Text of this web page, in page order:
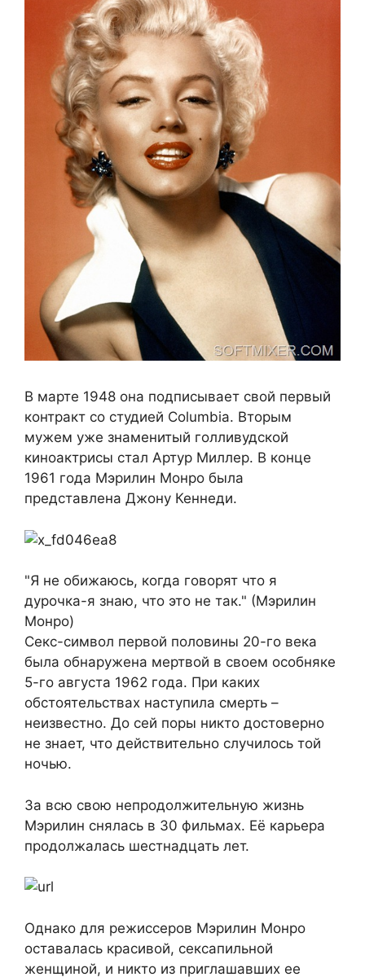
В марте 1948 она подписывает свой первый
контракт со студией Columbia. Вторым
мужем уже знаменитый голливудской
киноактрисы стал Артур Миллер. В конце
1961 года Мэрилин Монро была
представлена Джону Кеннеди.
"Я не обижаюсь, когда говорят что я
дурочка-я знаю, что это не так." (Мэрилин
Монро)
Секс-символ первой половины 20-го века
была обнаружена мертвой в своем особняке
5-го августа 1962 года. При каких
обстоятельствах наступила смерть –
неизвестно. До сей поры никто достоверно
не знает, что действительно случилось той
ночью.
За всю свою непродолжительную жизнь
Мэрилин снялась в 30 фильмах. Её карьера
продолжалась шестнадцать лет.
Однако для режиссеров Мэрилин Монро
оставалась красивой, сексапильной
женщиной, и никто из приглашавших ее